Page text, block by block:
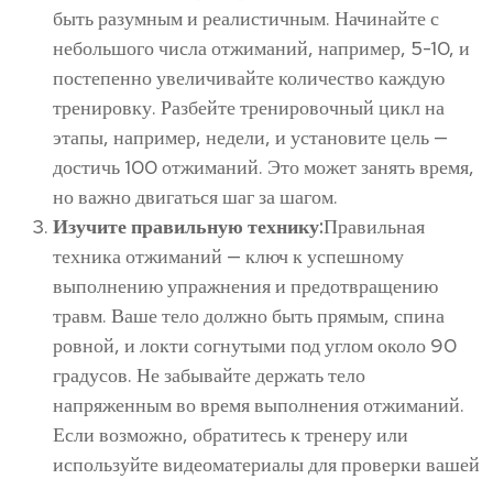
быть разумным и реалистичным. Начинайте с
небольшого числа отжиманий, например, 5-10, и
постепенно увеличивайте количество каждую
тренировку. Разбейте тренировочный цикл на
этапы, например, недели, и установите цель —
достичь 100 отжиманий. Это может занять время,
но важно двигаться шаг за шагом.
Изучите правильную технику:Правильная
техника отжиманий — ключ к успешному
выполнению упражнения и предотвращению
травм. Ваше тело должно быть прямым, спина
ровной, и локти согнутыми под углом около 90
градусов. Не забывайте держать тело
напряженным во время выполнения отжиманий.
Если возможно, обратитесь к тренеру или
используйте видеоматериалы для проверки вашей